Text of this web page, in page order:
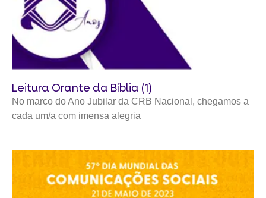
Leitura Orante da Bíblia (1)
No marco do Ano Jubilar da CRB Nacional, chegamos a
cada um/a com imensa alegria